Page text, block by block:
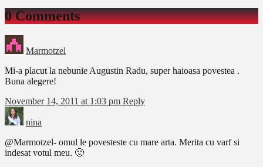
0 Comments
Marmotzel
Mi-a placut la nebunie Augustin Radu, super haioasa povestea .
Buna alegere!
November 14, 2011 at 1:03 pm Reply
nina
@Marmotzel- omul le povesteste cu mare arta. Merita cu varf si
indesat votul meu. 🙂